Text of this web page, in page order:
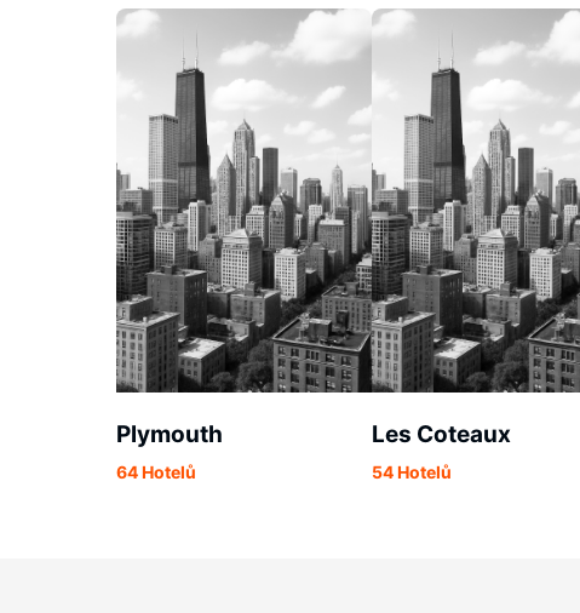
Plymouth
64 Hotelů
Les Coteaux
54 Hotelů